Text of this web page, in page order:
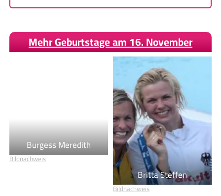
Mehr Geburtstage am 16. November
Burgess Meredith
Britta Steffen
Bildnachweis